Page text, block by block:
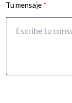
Tu mensaje